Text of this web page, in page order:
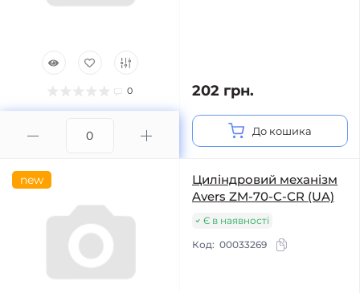
0 202 грн.
До кошика
new
Циліндровий механізм
Avers ZM-70-C-CR (UA)
Є в наявності
Код: 00033269